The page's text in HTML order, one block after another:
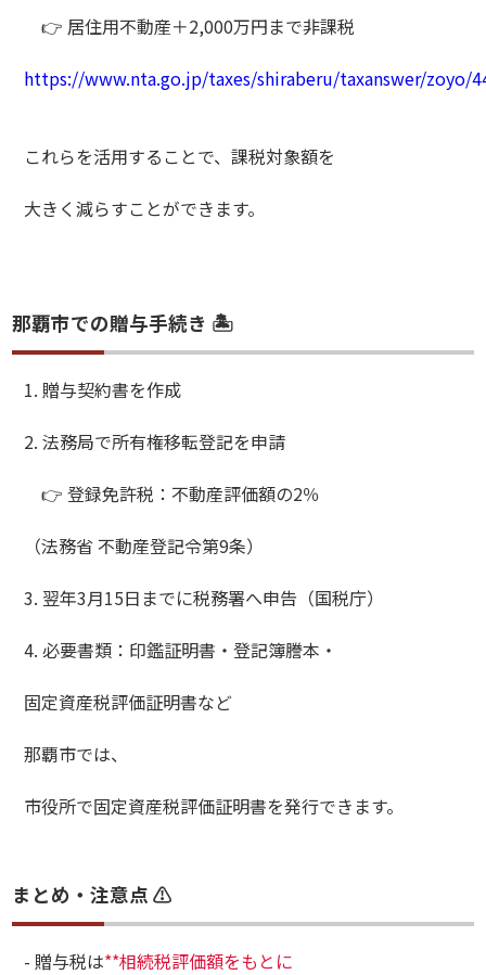
👉 居住用不動産＋2,000万円まで非課税
https://www.nta.go.jp/taxes/shiraberu/taxanswer/zoyo/
これらを活用することで、課税対象額を
大きく減らすことができます。
那覇市での贈与手続き 🏝️
1. 贈与契約書を作成
2. 法務局で所有権移転登記を申請
👉 登録免許税：不動産評価額の2％
（法務省 不動産登記令第9条）
3. 翌年3月15日までに税務署へ申告（国税庁）
4. 必要書類：印鑑証明書・登記簿謄本・
固定資産税評価証明書など
那覇市では、
市役所で固定資産税評価証明書を発行できます。
まとめ・注意点 ⚠️
- 贈与税は**相続税評価額をもとに